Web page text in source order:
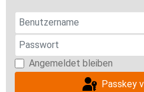
Benutzername
Passwort
Angemeldet bleiben
Passkey